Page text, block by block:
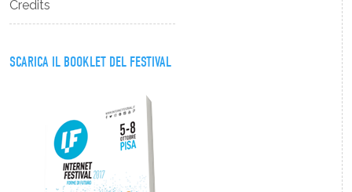
Credits
SCARICA IL BOOKLET DEL FESTIVAL